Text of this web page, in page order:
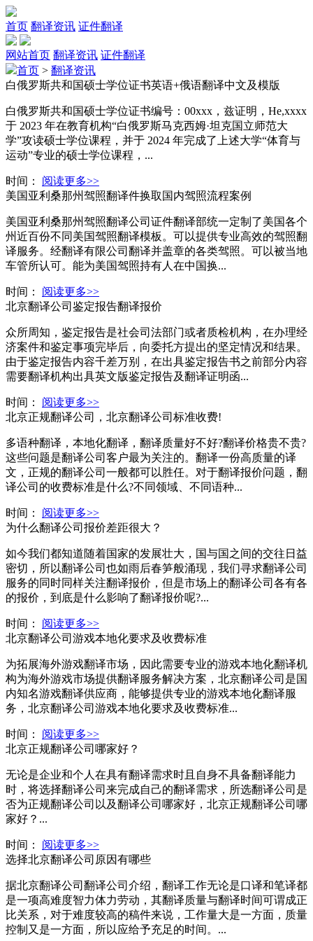
首页 翻译资讯 证件翻译
网站首页 翻译资讯 证件翻译
首页 > 翻译资讯
白俄罗斯共和国硕士学位证书英语+俄语翻译中文及模版
白俄罗斯共和国硕士学位证书编号：00xxx，兹证明，He,xxxx
于 2023 年在教育机构“白俄罗斯马克西姆·坦克国立师范大
学”攻读硕士学位课程，并于 2024 年完成了上述大学“体育与
运动”专业的硕士学位课程，...
时间：
阅读更多>>
美国亚利桑那州驾照翻译件换取国内驾照流程案例
美国亚利桑那州驾照翻译公司证件翻译部统一定制了美国各个
州近百份不同美国驾照翻译模板。可以提供专业高效的驾照翻
译服务。经翻译有限公司翻译并盖章的各类驾照。可以被当地
车管所认可。能为美国驾照持有人在中国换...
时间：
阅读更多>>
北京翻译公司鉴定报告翻译报价
众所周知，鉴定报告是社会司法部门或者质检机构，在办理经
济案件和鉴定事项完毕后，向委托方提出的坚定情况和结果。
由于鉴定报告内容千差万别，在出具鉴定报告书之前部分内容
需要翻译机构出具英文版鉴定报告及翻译证明函...
时间：
阅读更多>>
北京正规翻译公司，北京翻译公司标准收费!
多语种翻译，本地化翻译，翻译质量好不好?翻译价格贵不贵?
这些问题是翻译公司客户最为关注的。翻译一份高质量的译
文，正规的翻译公司一般都可以胜任。对于翻译报价问题，翻
译公司的收费标准是什么?不同领域、不同语种...
时间：
阅读更多>>
为什么翻译公司报价差距很大？
如今我们都知道随着国家的发展壮大，国与国之间的交往日益
密切，所以翻译公司也如雨后春笋般涌现，我们寻求翻译公司
服务的同时同样关注翻译报价，但是市场上的翻译公司各有各
的报价，到底是什么影响了翻译报价呢?...
时间：
阅读更多>>
北京翻译公司游戏本地化要求及收费标准
为拓展海外游戏翻译市场，因此需要专业的游戏本地化翻译机
构为海外游戏市场提供翻译服务解决方案，北京翻译公司是国
内知名游戏翻译供应商，能够提供专业的游戏本地化翻译服
务，北京翻译公司游戏本地化要求及收费标准...
时间：
阅读更多>>
北京正规翻译公司哪家好？
无论是企业和个人在具有翻译需求时且自身不具备翻译能力
时，将选择翻译公司来完成自己的翻译需求，所选翻译公司是
否为正规翻译公司以及翻译公司哪家好，北京正规翻译公司哪
家好？...
时间：
阅读更多>>
选择北京翻译公司原因有哪些
据北京翻译公司翻译公司介绍，翻译工作无论是口译和笔译都
是一项高难度智力体力劳动，其翻译质量与翻译时间可谓成正
比关系，对于难度较高的稿件来说，工作量大是一方面，质量
控制又是一方面，所以应给予充足的时间。...